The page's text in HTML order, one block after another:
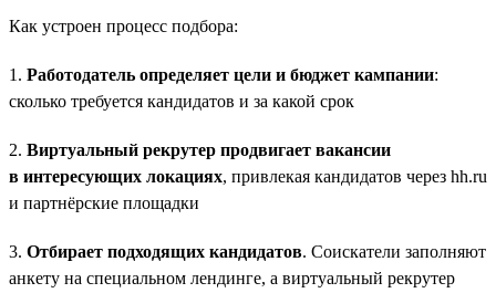
Как устроен процесс подбора:
1. Работодатель определяет цели и бюджет кампании:
сколько требуется кандидатов и за какой срок
2. Виртуальный рекрутер продвигает вакансии
в интересующих локациях, привлекая кандидатов через hh.ru
и партнёрские площадки
3. Отбирает подходящих кандидатов. Соискатели заполняют
анкету на специальном лендинге, а виртуальный рекрутер